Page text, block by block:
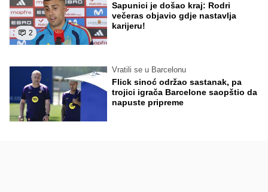
2
Sapunici je došao kraj: Rodri
večeras objavio gdje nastavlja
karijeru!
Vratili se u Barcelonu
Flick sinoć održao sastanak, pa
trojici igrača Barcelone saopštio da
napuste pripreme